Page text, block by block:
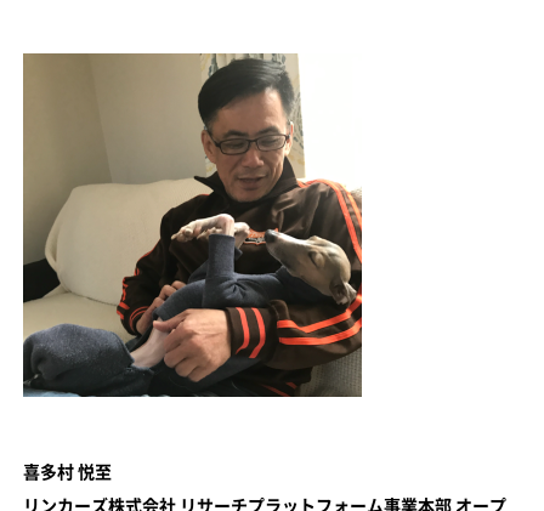
喜多村 悦至
リンカーズ株式会社 リサーチプラットフォーム事業本部 オープ